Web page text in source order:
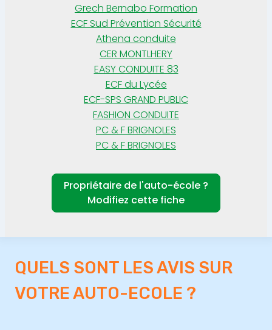
Grech Bernabo Formation
ECF Sud Prévention Sécurité
Athena conduite
CER MONTLHERY
EASY CONDUITE 83
ECF du Lycée
ECF-SPS GRAND PUBLIC
FASHION CONDUITE
PC & F BRIGNOLES
PC & F BRIGNOLES
Propriétaire de l'auto-école ?
Modifiez cette fiche
QUELS SONT LES AVIS SUR
VOTRE AUTO-ECOLE ?